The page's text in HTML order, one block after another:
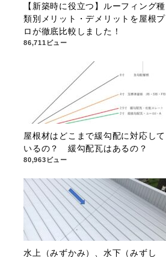
【新築時に役立つ】ルーフィング種
類別メリット・デメリットを屋根プ
ロが徹底比較しました！
86,711ビュー
屋根材はどこまで緩勾配に対応して
いるの？ 緩勾配瓦はあるの？
80,963ビュー
水上（みずかみ）、水下（みずし